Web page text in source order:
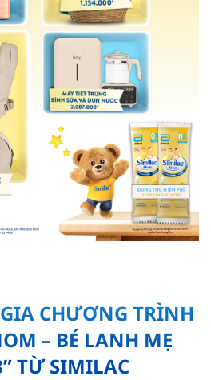
CHƯƠNG TRÌNH
– BÉ LANH MẸ
TỪ SIMILAC